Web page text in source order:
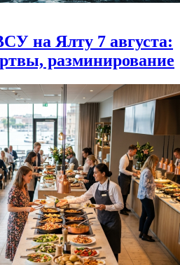
на Ялту 7 августа:
разминирование